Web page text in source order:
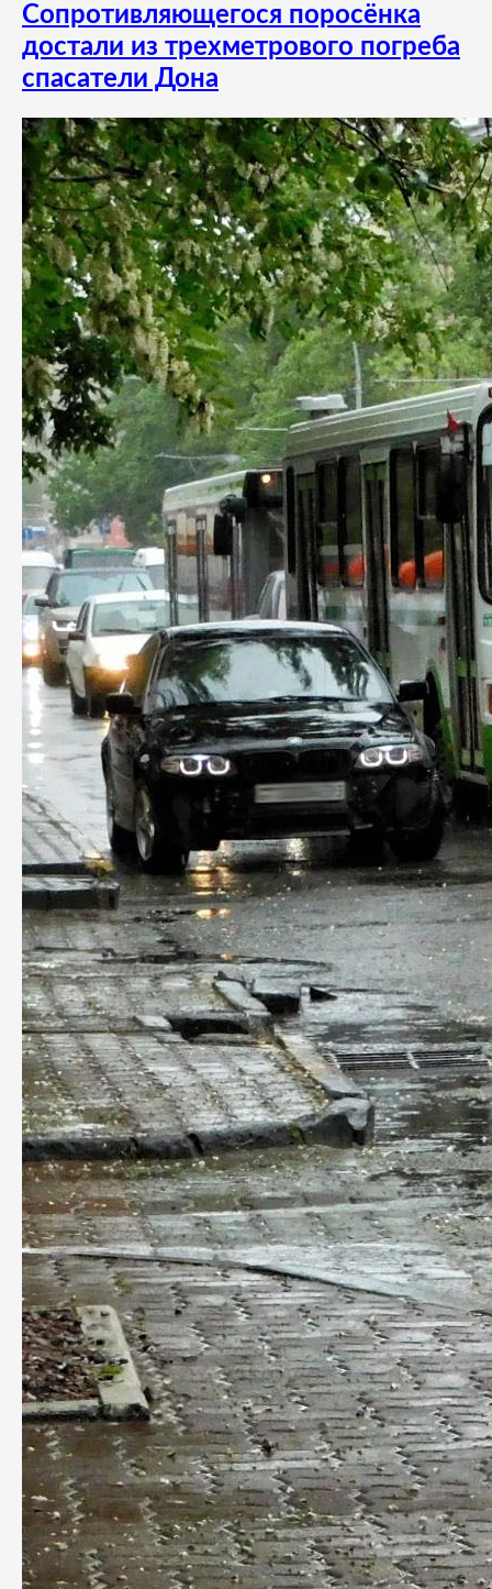
Сопротивляющегося поросёнка
достали из трехметрового погреба
спасатели Дона